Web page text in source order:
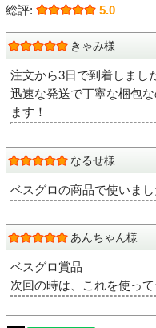
総評: 5.0
きゃみ様
注文から3日で到着しまし
迅速な発送で丁寧な梱包
ます！
なるせ様
ベスグロの商品で使いまし
あんちゃん様
ベスグロ賞品
次回の時は、これを使っ